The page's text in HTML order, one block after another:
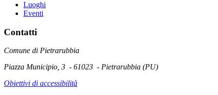
Luoghi
Eventi
Contatti
Comune di Pietrarubbia
Piazza Municipio, 3 - 61023 - Pietrarubbia (PU)
Obiettivi di accessibilità